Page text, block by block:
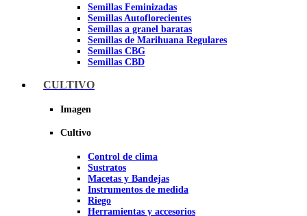
Semillas Feminizadas
Semillas Autoflorecientes
Semillas a granel baratas
Semillas de Marihuana Regulares
Semillas CBG
Semillas CBD
Sheer seeds
CULTIVO
Imagen
Cultivo
Control de clima
Sustratos
Macetas y Bandejas
Instrumentos de medida
Riego
Herramientas y accesorios